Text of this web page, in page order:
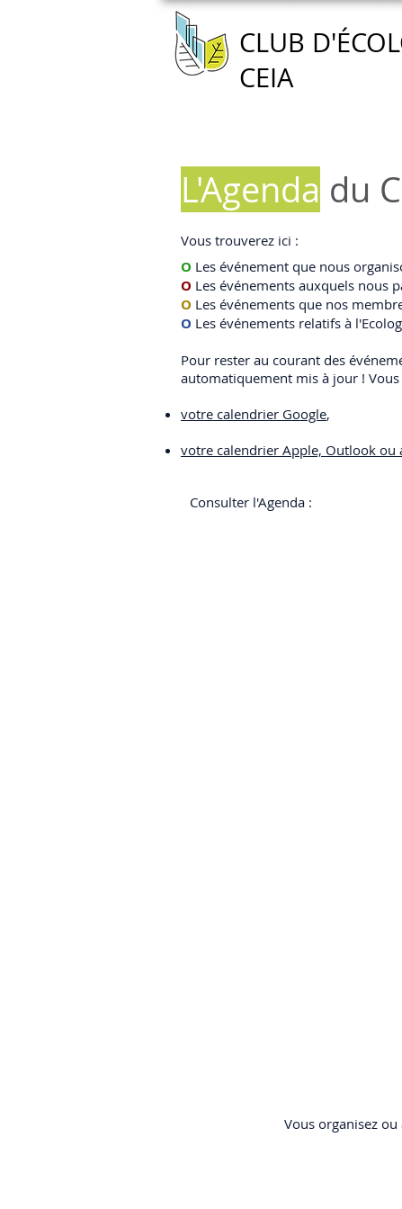
CLUB
CEIA
L'Agenda du
Vous trouverez ici :
O Les événement que nous
O Les événements auxquels nous
O Les événements que nos
O Les événements relatifs à
Pour rester au courant des
automatiquement mis à jour !
votre calendrier Google,
votre calendrier Apple, Outlook ou
Consulter l'Agenda :
Vous organisez